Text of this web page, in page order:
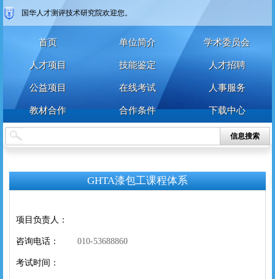
用户名
密 码
密 码
国华人才测评技术研究院欢迎您。
首页 单位简介 学术委员会
人才项目 技能鉴定 人才招聘
公益项目 在线考试 人事服务
教材合作 合作条件 下载中心
信息搜索
GHTA漆包工课程体系
项目负责人：
咨询电话： 010-53688860
考试时间：